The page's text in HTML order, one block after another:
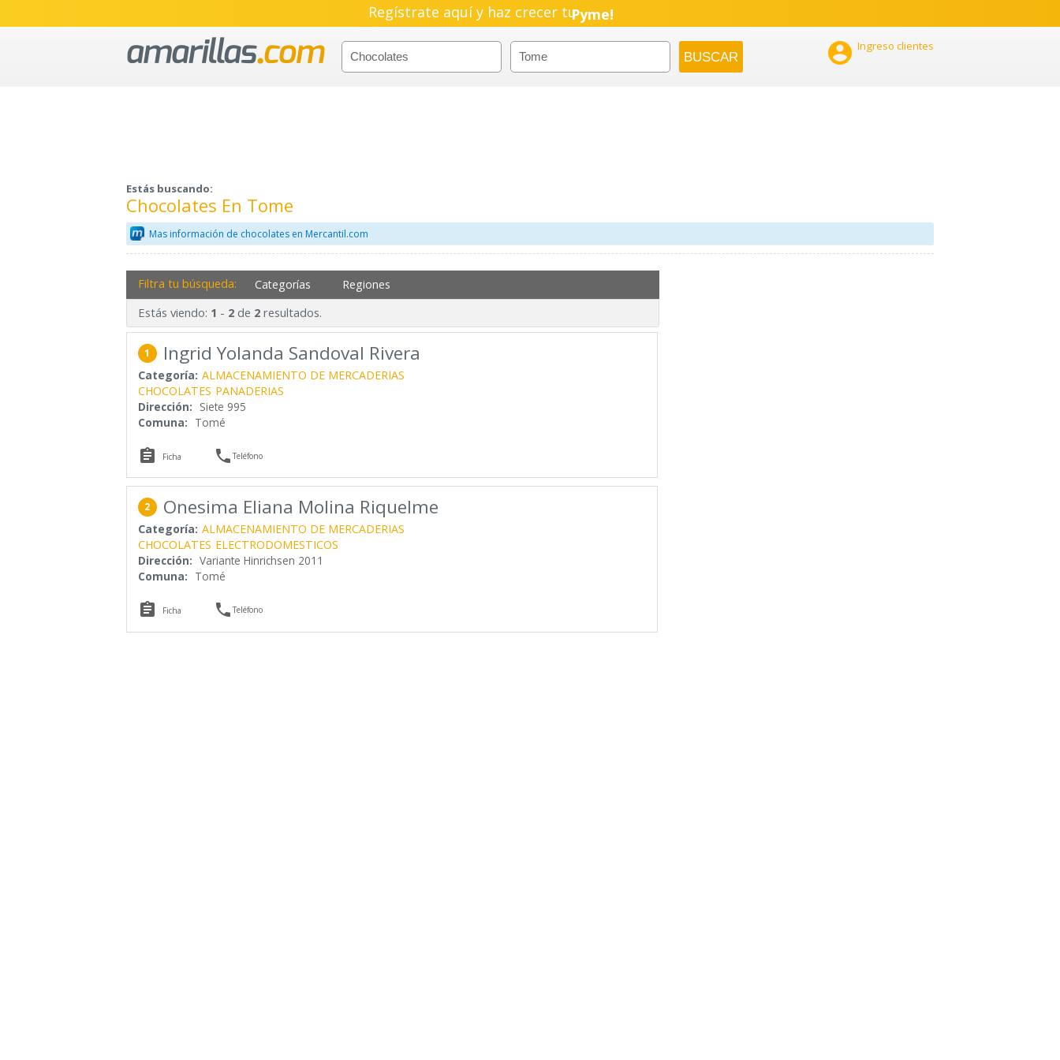
Regístrate aquí y haz crecer tuPyme!
Emprendimiento!
 Ingreso clientes
Estás buscando:
Chocolates En Tome
Mas información de chocolates en Mercantil.com
Filtra tu búsqueda: Categorías Regiones
Estás viendo: 1 - 2de 2resultados.
1 Ingrid Yolanda Sandoval Rivera
Categoría: ALMACENAMIENTO DE MERCADERIAS
CHOCOLATES PANADERIAS
Dirección: Siete 995
Comuna: Tomé
 Ficha Teléfono
2 Onesima Eliana Molina Riquelme
Categoría: ALMACENAMIENTO DE MERCADERIAS
CHOCOLATES ELECTRODOMESTICOS
Dirección: Variante Hinrichsen 2011
Comuna: Tomé
 Ficha Teléfono